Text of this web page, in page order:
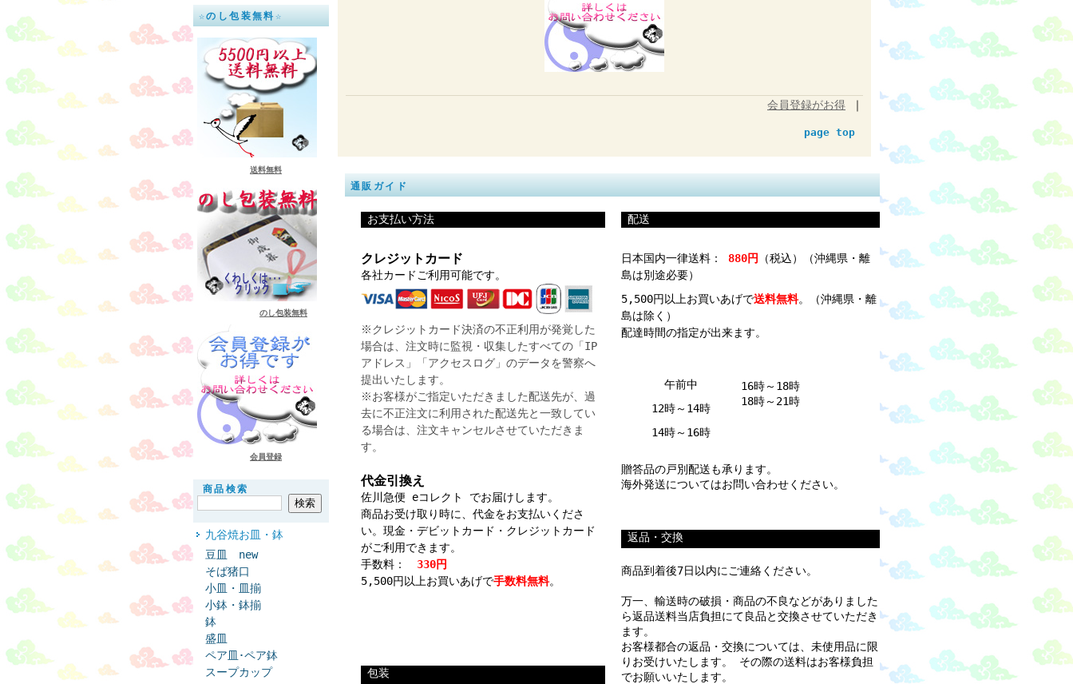
☆のし包装無料☆
送料無料
のし包装無料
会員登録
商品検索
九谷焼お皿・鉢
豆皿 new
そば猪口
小皿・皿揃
小鉢・鉢揃
鉢
盛皿
ペア皿･ペア鉢
スープカップ
会員登録がお得 ｜
page top
通販ガイド
お支払い方法 配送
クレジットカード
各社カードご利用可能です。
※クレジットカード決済の不正利用が発覚した
場合は、注文時に監視・収集したすべての「IP
アドレス」「アクセスログ」のデータを警察へ
提出いたします。
※お客様がご指定いただきました配送先が、過
去に不正注文に利用された配送先と一致してい
る場合は、注文キャンセルさせていただきま
す。
代金引換え
佐川急便 eコレクト でお届けします。
商品お受け取り時に、代金をお支払いくださ
い。現金・デビットカード・クレジットカード
がご利用できます。
手数料： 330円
5,500円以上お買いあげで手数料無料。
日本国内一律送料： 880円
（税込）（沖縄県・離
島は別途必要）
5,500円以上お買いあげで送料無料。（沖縄県・離
島は除く）
配達時間の指定が出来ます。
午前中
12時～14時
14時～16時
16時～18時
18時～21時
贈答品の戸別配送も承ります。
海外発送についてはお問い合わせください。
返品・交換
商品到着後7日以内にご連絡ください。
万一、輸送時の破損・商品の不良などがありました
ら返品送料当店負担にて良品と交換させていただき
ます。
お客様都合の返品・交換については、未使用品に限
りお受けいたします。 その際の送料はお客様負担
でお願いいたします。
包装